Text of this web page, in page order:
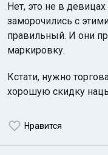
Нет, это не в
заморочились с
правильный. И они
маркировку.
Кстати, нужно
хорошую скидку
Нравится